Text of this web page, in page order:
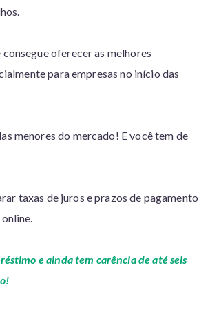
oferecer as melhores
para empresas no início das
menores do mercado! E você tem de
taxas de juros e prazos de pagamento
e ainda tem carência de até seis